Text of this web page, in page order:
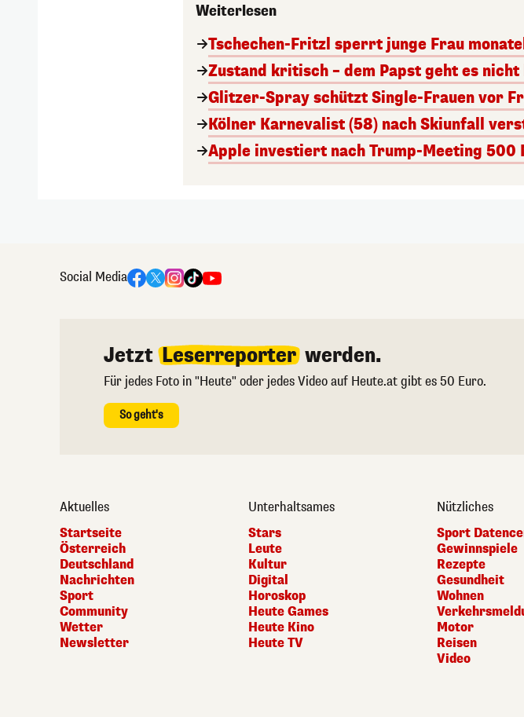
Weiterlesen
Tschechen-Fritzl sperrt junge Frau
Zustand kritisch – dem Papst geht es nicht
Glitzer-Spray schützt Single-Frauen vor
Kölner Karnevalist (58) nach Skiunfall
Apple investiert nach Trump-Meeting 500
Social Media
Jetzt Leserreporter werden.
Für jedes Foto in "Heute" oder jedes Video auf Heute.at gibt es 50 Euro.
So geht's
Aktuelles
Startseite
Österreich
Deutschland
Nachrichten
Sport
Community
Wetter
Newsletter
Unterhaltsames
Stars
Leute
Kultur
Digital
Horoskop
Heute Games
Heute Kino
Heute TV
Nützliches
Sport
Gewinnspiele
Rezepte
Gesundheit
Wohnen
Motor
Reisen
Video